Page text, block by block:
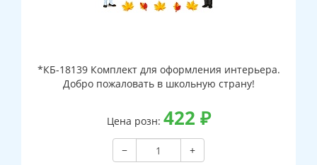
*КБ-18139 Комплект для оформления интерьера.
Добро пожаловать в школьную страну!
Цена розн: 422 ₽
−
+